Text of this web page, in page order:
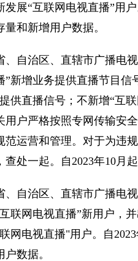
发展“互联网电视直播”用
量和新增用户数据。
、自治区、直辖市广播电
”新增业务提供直播节目
供直播信号；不新增“互
用户严格按照专网传输安
范运营和管理。对于为违
查处一起。自2023年10月
、自治区、直辖市广播电
联网电视直播”新用户，
网电视直播"用户。自
数据。